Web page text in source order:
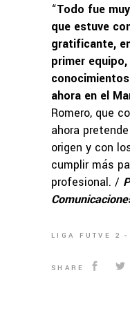
“Todo fue
que estuve
gratificante,
primer
ahora en el
Romero, que
ahora
origen y con
cumplir más
profesional. /
LIGA FUTVE 2
SHARE